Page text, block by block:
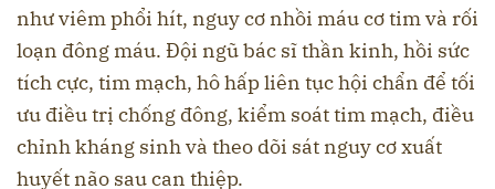
như viêm phổi hít, nguy cơ nhồi máu cơ tim và rối
loạn đông máu. Đội ngũ bác sĩ thần kinh, hồi sức
tích cực, tim mạch, hô hấp liên tục hội chẩn để tối
ưu điều trị chống đông, kiểm soát tim mạch, điều
chỉnh kháng sinh và theo dõi sát nguy cơ xuất
huyết não sau can thiệp.